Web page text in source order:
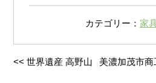
カテゴリー：家
<<世界遺産 高野山 美濃加茂市